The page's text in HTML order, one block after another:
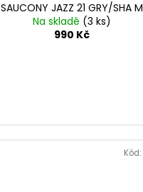
SAUCONY JAZZ 21 GRY/SHA M
Na skladě (3 ks)
990 Kč
Kód: